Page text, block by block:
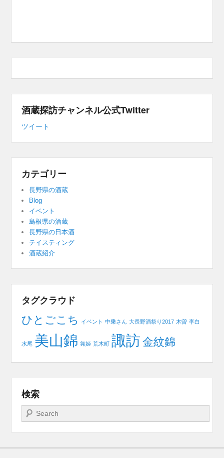
酒蔵探訪チャンネル公式Twitter
ツイート
カテゴリー
長野県の酒蔵
Blog
イベント
島根県の酒蔵
長野県の日本酒
テイスティング
酒蔵紹介
タグクラウド
ひとごこち イベント 中乗さん 大長野酒祭り2017 木曽 李白
水尾 美山錦 舞姫 荒木町 諏訪 金紋錦
検索
検索